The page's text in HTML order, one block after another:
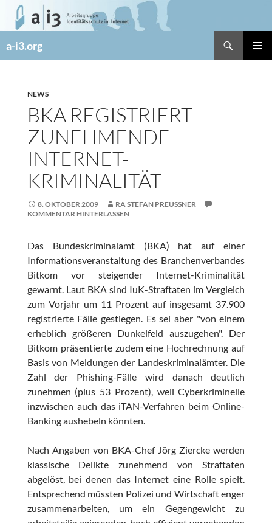
Zum
Inhalt
a-i3.org
NEWS
BKA REGISTRIERT
ZUNEHMENDE
INTERNET-
KRIMINALITÄT
8. OKTOBER 2009
RA STEFAN PREUSSNER
KOMMENTAR HINTERLASSEN
Das Bundeskriminalamt (BKA) hat auf einer
Informationsveranstaltung des Branchenverbandes
Bitkom vor steigender Internet-Kriminalität
gewarnt. Laut BKA sind IuK-Straftaten im Vergleich
zum Vorjahr um 11 Prozent auf insgesamt 37.900
registrierte Fälle gestiegen. Es sei aber "von einem
erheblich größeren Dunkelfeld auszugehen". Der
Bitkom präsentierte zudem eine Hochrechnung auf
Basis von Meldungen der Landeskriminalämter. Die
Zahl der Phishing-Fälle wird danach deutlich
zunehmen (plus 53 Prozent), weil Cyberkriminelle
inzwischen auch das iTAN-Verfahren beim Online-
Banking aushebeln könnten.
Nach Angaben von BKA-Chef Jörg Ziercke werden
klassische Delikte zunehmend von Straftaten
abgelöst, bei denen das Internet eine Rolle spielt.
Entsprechend müssten Polizei und Wirtschaft enger
zusammenarbeiten, um ein Gegengewicht zu